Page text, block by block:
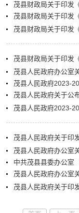
茂县人民政府2023-
茂县人民政府2023-